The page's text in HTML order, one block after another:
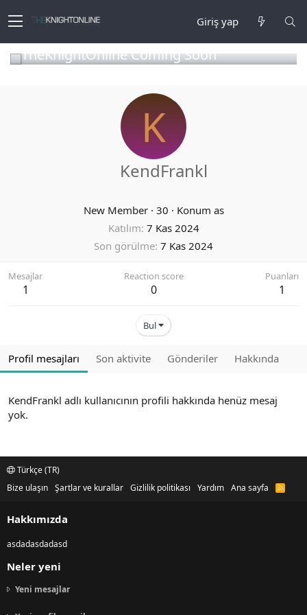
Giriş yap
TheKnightOnline Coming Soon
K
KendFrankl
New Member · 30 · Konum as
Katılım 7 Kas 2024
Son görülme 7 Kas 2024
Mesajlar
1
Reaction score
0
Puanları
1
Bul
Profil mesajları Son aktivite Gönderiler Hakkında
KendFrankl adlı kullanıcının profili hakkında henüz mesaj
yok.
Türkçe (TR)
Bize ulaşın Şartlar ve kurallar Gizlilik politikası Yardım Ana sayfa
R
Hakkımızda
asdadasdadasd
Neler yeni
Yeni mesajlar